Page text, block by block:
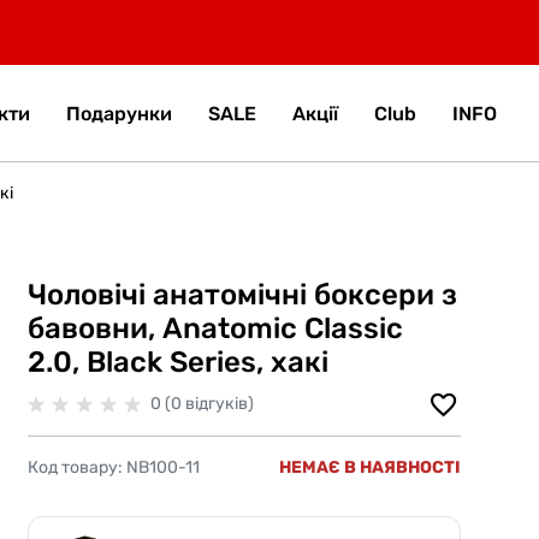
Подарунки SALE Акції Club INFO
Чоловічі анатомічні боксери з
бавовни, Anatomic Classic
2.0, Black Series, хакі
0 (0 відгуків)
Код товару: NB100-11 НЕМАЄ В НАЯВНОСТІ